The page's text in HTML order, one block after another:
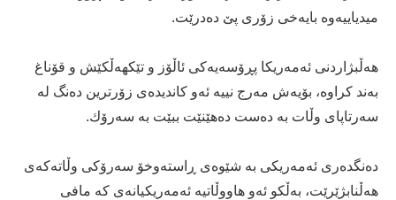
میدیاییه‌وه‌ بایه‌خى زۆرى پێ ده‌درێت.
هه‌ڵبژاردنى ئه‌مه‌ریكا پڕۆسه‌یه‌كى ئاڵۆز و تێكهه‌ڵكێش و قۆناغ
به‌ند كراوه‌، بۆیه‌ش مه‌رج نییه‌ ئه‌و كاندیده‌ى زۆرترین ده‌نگ له‌
سه‌رتاپاى وڵات به‌ ده‌ست ده‌هێنێت ببێت به‌ سه‌رۆك.
ده‌نگده‌رى ئه‌مه‌ریكى به‌ شێوه‌ى ڕاسته‌وخۆ سه‌رۆكى وڵاته‌كه‌ى
هه‌ڵنابژێرێت، به‌ڵكو ئه‌و هاووڵاتیه‌ ئه‌مه‌ریكیانه‌ى كه‌ مافى